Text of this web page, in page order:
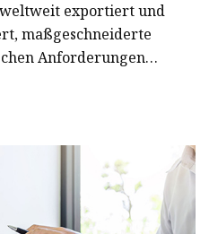
exportiert und
maßgeschneiderte
Anforderungen
zuverlässige und
dass
von größter
alle unsere Maschinen
Unsere